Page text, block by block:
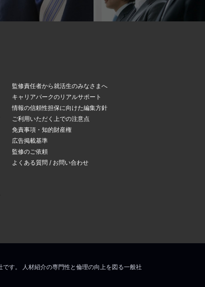
監修責任者から就活生のみなさまへ
キャリアパークのリアルサポート
情報の信頼性担保に向けた編集方針
ご利用いただく上での注意点
免責事項・知的財産権
広告掲載基準
監修のご依頼
よくある質問 / お問い合わせ